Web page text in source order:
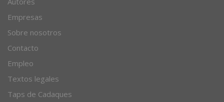
Empresas
Sobre nosotros
Contacto
Empleo
Textos legales
Taps de Cadaques